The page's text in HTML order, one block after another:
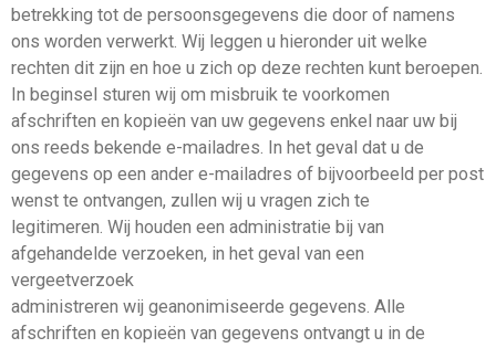
betrekking tot de persoonsgegevens die door of namens
ons worden verwerkt. Wij leggen u hieronder uit welke
rechten dit zijn en hoe u zich op deze rechten kunt beroepen.
In beginsel sturen wij om misbruik te voorkomen
afschriften en kopieën van uw gegevens enkel naar uw bij
ons reeds bekende e-mailadres. In het geval dat u de
gegevens op een ander e-mailadres of bijvoorbeeld per post
wenst te ontvangen, zullen wij u vragen zich te
legitimeren. Wij houden een administratie bij van
afgehandelde verzoeken, in het geval van een
vergeetverzoek
administreren wij geanonimiseerde gegevens. Alle
afschriften en kopieën van gegevens ontvangt u in de